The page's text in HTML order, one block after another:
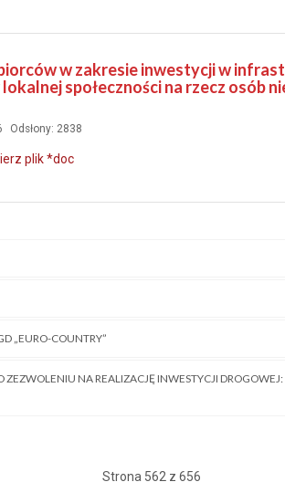
w zakresie inwestycji w
społeczności na rzecz osób
Odsłony: 2838
plik *doc
„EURO-COUNTRY”
ZEZWOLENIU NA REALIZACJĘ INWESTYCJI
Strona 562 z 656